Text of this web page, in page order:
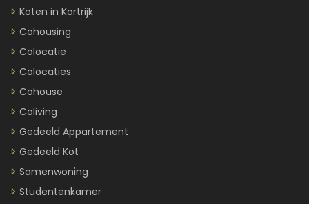
Koten in Kortrijk
Cohousing
Colocatie
Colocaties
Cohouse
Coliving
Gedeeld Appartement
Gedeeld Kot
Samenwoning
Studentenkamer